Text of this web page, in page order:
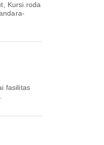
Kursi roda
fasilitas